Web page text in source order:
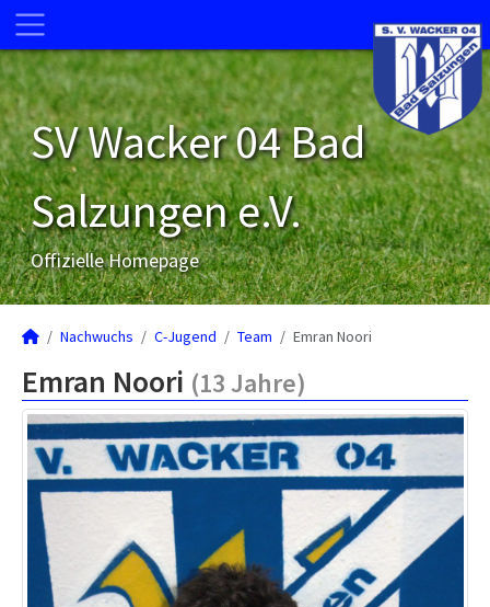
SV Wacker 04 Bad
Salzungen e.V.
Offizielle Homepage
Nachwuchs C-Jugend Team Emran Noori
Emran Noori (13 Jahre)